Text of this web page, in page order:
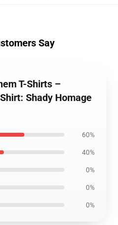
Say
T-Shirts –
Shady Homage
60%
40%
0%
0%
0%